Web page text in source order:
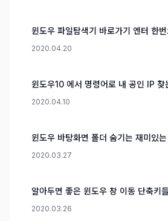
윈도우 파일탐색기 바로가기 엔터 한
2020.04.20
윈도우10 에서 명령어로 내 공인 IP 찾
2020.04.10
윈도우 바탕화면 폴더 숨기는 재미있는
2020.03.27
알아두면 좋은 윈도우 창 이동 단축키들
2020.03.26